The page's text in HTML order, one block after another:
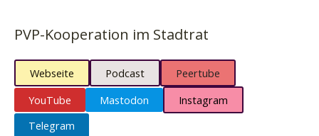
PVP-Kooperation im Stadtrat
Webseite Podcast
Peertube
YouTube
Mastodon
Instagram
Telegram